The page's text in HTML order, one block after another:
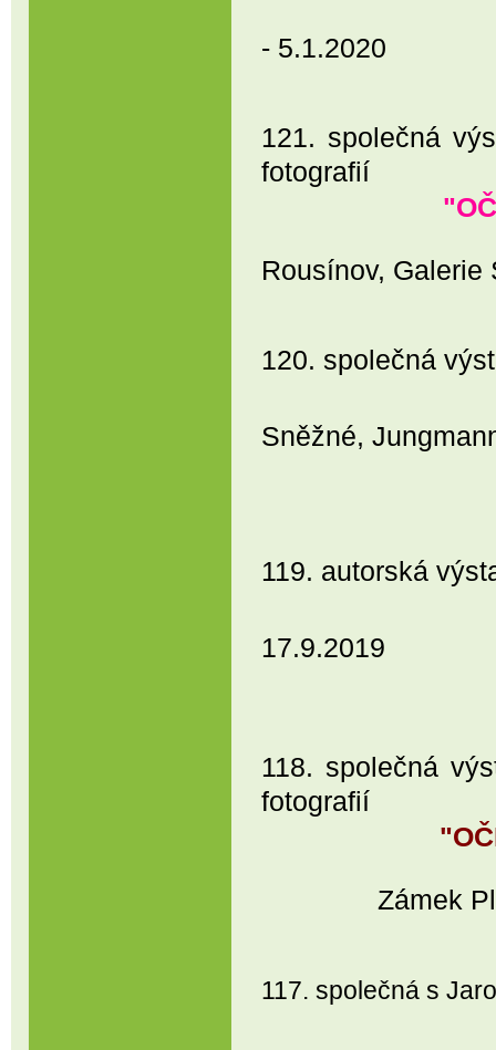
- 5.1.2020
121. společná
fotografií
Rousínov, Galerie
120. společná
Sněžné,
119. autorská
17.9.2019
118. společná
fotografií
Zámek
117. společná s